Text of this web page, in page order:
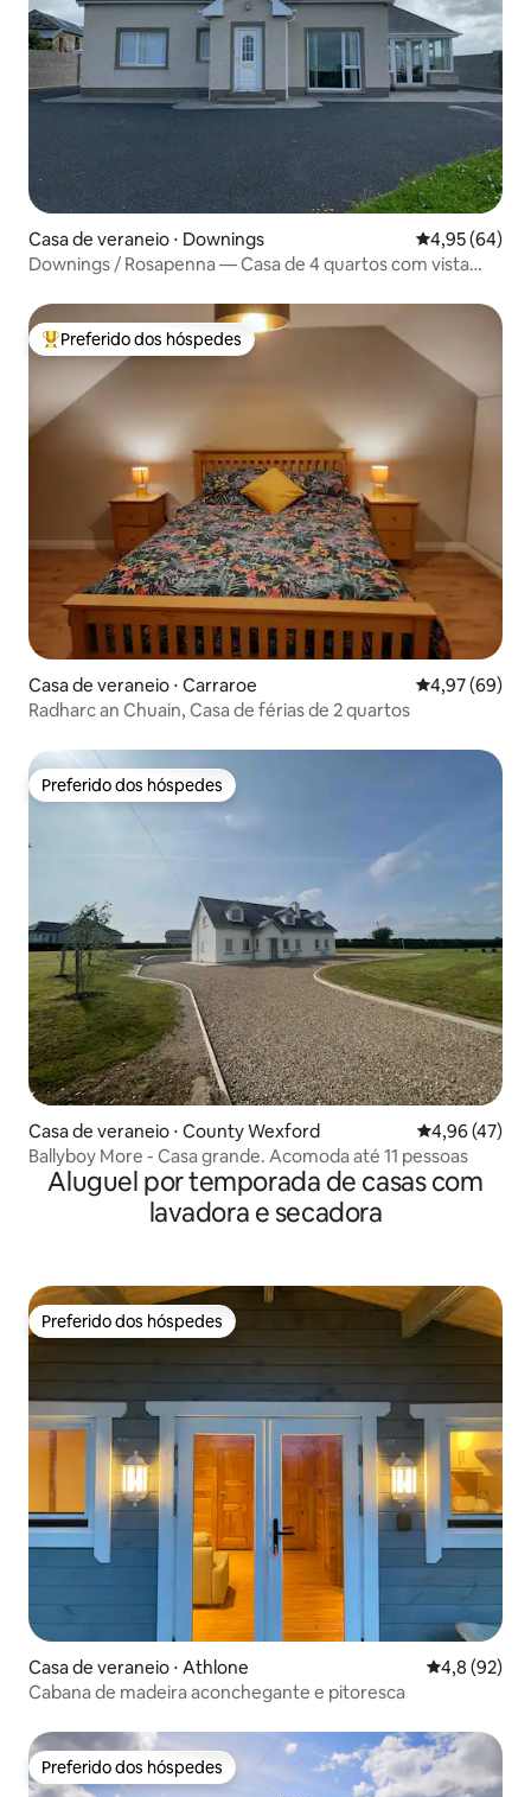
Casa de veraneio ⋅ Downings 4,95 de uma
4,95 (64)
Downings / Rosapenna — Casa de 4 quartos com vista
Entre os melhores preferidos dos hóspedes
Preferido dos hóspedes
Casa de veraneio ⋅ Carraroe 4,97 de uma
4,97 (69)
Radharc an Chuain, Casa de férias de 2 quartos
Preferido dos hóspedes
Preferido dos hóspedes
Casa de veraneio ⋅ County Wexford 4,96 de uma
4,96 (47)
Ballyboy More - Casa grande. Acomoda até 11 pessoas
Aluguel por temporada de casas com
lavadora e secadora
Preferido dos hóspedes
Preferido dos hóspedes
Casa de veraneio ⋅ Athlone 4,8 de uma
4,8 (92)
Cabana de madeira aconchegante e pitoresca
Preferido dos hóspedes
Preferido dos hóspedes